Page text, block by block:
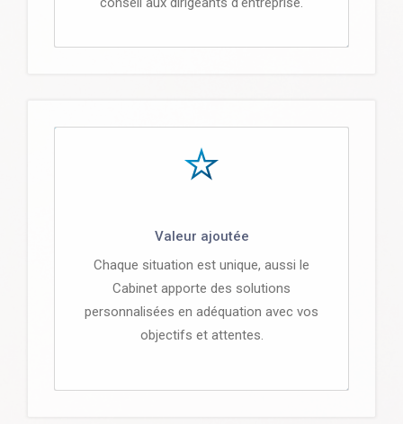
Valeur ajoutée
Chaque situation est unique, aussi le
Cabinet apporte des solutions
personnalisées en adéquation avec vos
objectifs et attentes.